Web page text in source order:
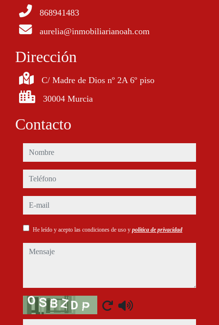
868941483
aurelia@inmobiliarianoah.com
Dirección
C/ Madre de Dios nº 2A 6º piso
30004 Murcia
Contacto
nombre
teléfono
e-mail
He leído y acepto las condiciones de uso y política de privacidad
mensaje
Captcha